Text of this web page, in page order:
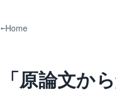
Home
「原論文か